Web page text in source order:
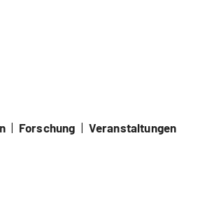
| Forschung | Veranstaltungen